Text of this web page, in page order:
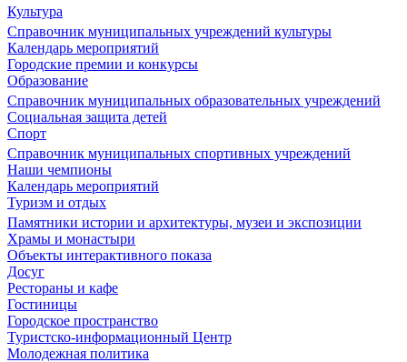
Культура
Справочник муниципальных учреждений культуры
Календарь мероприятий
Городские премии и конкурсы
Образование
Справочник муниципальных образовательных учреждений
Социальная защита детей
Спорт
Справочник муниципальных спортивных учреждений
Наши чемпионы
Календарь мероприятий
Туризм и отдых
Памятники истории и архитектуры, музеи и экспозиции
Храмы и монастыри
Объекты интерактивного показа
Досуг
Рестораны и кафе
Гостиницы
Городское пространство
Туристско-информационный Центр
Молодежная политика